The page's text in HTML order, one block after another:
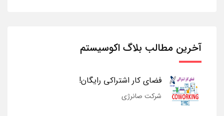
آخرین مطالب بلاگ اکوسیستم
فضای کار اشتراکی رایگان!
شرکت صانرژی